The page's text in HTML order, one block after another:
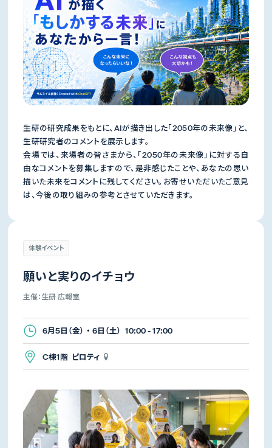
生研の研究成果をもとに、AIが描き出した「2050年の未来像」と、
生研研究者のコメントを展示します。
会場では、来場者の皆さまから、「2050年の未来像」に対する自
由なコメントを募集しますので、是非感じたことや、あなたの思い
描いた未来をコメントに残してください。お寄せいただいたご意見
は、今後の取り組みの参考とさせていただきます。
体験イベント
願いと実りのイチョウ
主催：生研 広報室
6月5日（金） ・ 6日（土） 10:00 - 17:00
C棟1階 ピロティ